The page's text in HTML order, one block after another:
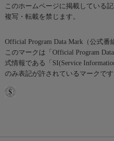
このホームページに掲載している
複写・転載を禁じます。
Official Program Data Mark（公式番
このマークは「Official Program
式情報である「SI(Service
のみ表記が許されているマークです